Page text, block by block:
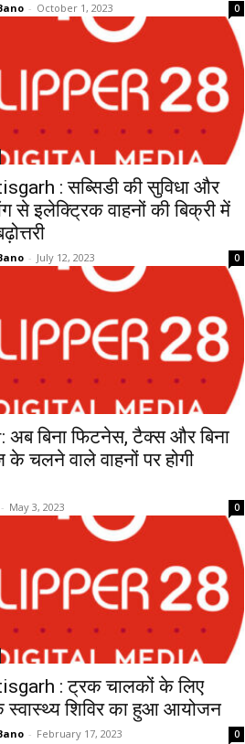
- October 1, 2023 0
: सब्सिडी की सुविधा और
से इलेक्ट्रिक वाहनों की बिक्री में
- July 12, 2023 0
अब बिना फिटनेस, टैक्स और बिना
के चलने वाले वाहनों पर होगी
- May 3, 2023 0
: ट्रक चालकों के लिए
स्वास्थ्य शिविर का हुआ आयोजन
- February 17, 2023 0